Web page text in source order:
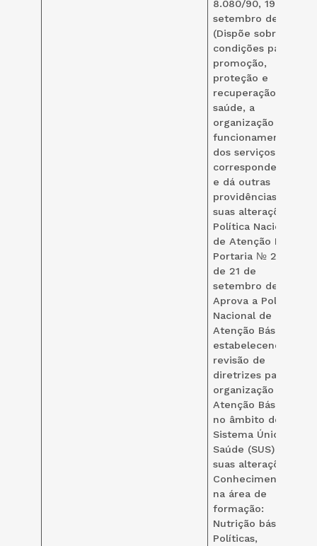
8.080/90, 19 de
setembro de 1990
(Dispõe sobre as
condições para a
promoção,
proteção e
recuperação da
saúde, a
organização e o
funcionamento
dos serviços
correspondentes
e dá outras
providências) e
suas alterações.
Política Nacional
de Atenção Básica
Portaria № 2.436,
de 21 de
setembro de 2017.
Aprova a Política
Nacional de
Atenção Básica,
estabelecendo a
revisão de
diretrizes para a
organização da
Atenção Básica,
no âmbito do
Sistema Único de
Saúde (SUS) e
suas alterações.
Conhecimentos
na área de
formação:
Nutrição básica.
Políticas,